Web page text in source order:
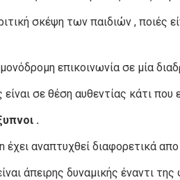
σκέψη των παιδιών , ποιές
επικοινωνία σε μία
είναι σε θέση αυθεντίας κάτι
.
αναπτυχθεί διαφορετικά
άπειρης δυναμικής έναντι